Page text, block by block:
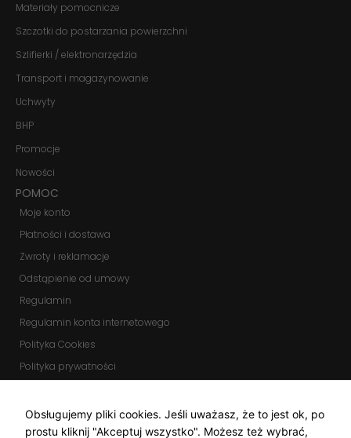
Materiały pomocnicze
Szczotki do postarzania powierzchni
Szlifierki / elektronarzędzia
Transport i magazynowanie
Uchwyty
BHP
Promocje
Nowości
POMOC
Moje konto
Płatności i dostawa
Zwroty i reklamacje
Odstąpienie od umowy
Regulamin
Regulamin konta internetowego
Polityka Cookies
Polityka prywatności
KOMUNIKATORY
Obsługujemy pliki cookies. Jeśli uważasz, że to jest ok, po
prostu kliknij "Akceptuj wszystko". Możesz też wybrać,